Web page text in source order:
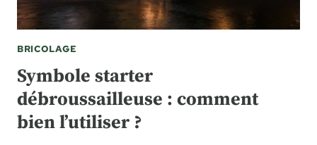
BRICOLAGE
Symbole starter
débroussailleuse : comment
bien l’utiliser ?